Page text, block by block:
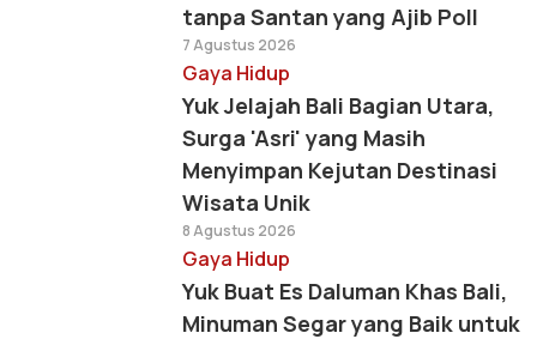
tanpa Santan yang Ajib Poll
7 Agustus 2026
Gaya Hidup
Yuk Jelajah Bali Bagian Utara,
Surga 'Asri' yang Masih
Menyimpan Kejutan Destinasi
Wisata Unik
8 Agustus 2026
Gaya Hidup
Yuk Buat Es Daluman Khas Bali,
Minuman Segar yang Baik untuk